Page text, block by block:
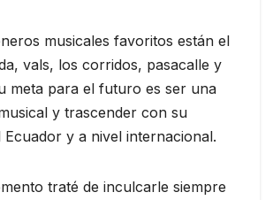
musicales favoritos están el
vals, los corridos, pasacalle y
meta para el futuro es ser una
y trascender con su
Ecuador y a nivel internacional.
traté de inculcarle siempre